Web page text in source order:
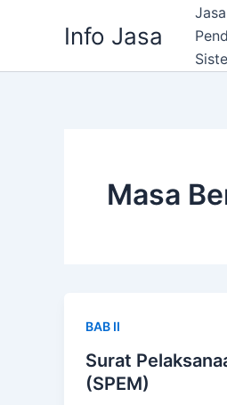
Info Jasa
Masa
BAB II
Surat
(SPEM)